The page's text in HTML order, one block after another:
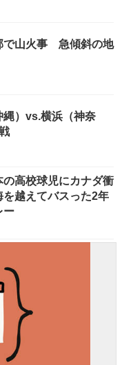
で山火事 急傾斜の地
縄）vs.横浜（神奈
の高校球児にカナダ衝
越えてバスった2年
ー